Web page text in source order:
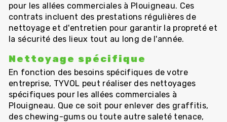
pour les allées commerciales à Plouigneau. Ces
contrats incluent des prestations régulières de
nettoyage et d'entretien pour garantir la propreté et
la sécurité des lieux tout au long de l'année.
Nettoyage spécifique
En fonction des besoins spécifiques de votre
entreprise, TYVOL peut réaliser des nettoyages
spécifiques pour les allées commerciales à
Plouigneau. Que ce soit pour enlever des graffitis,
des chewing-gums ou toute autre saleté tenace,